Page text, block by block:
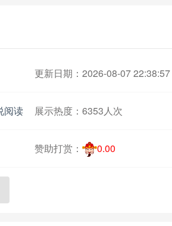
更新日期：2026-08-07 22:38:57
阅读 展示热度： 6353人次
赞助打赏： 0.00